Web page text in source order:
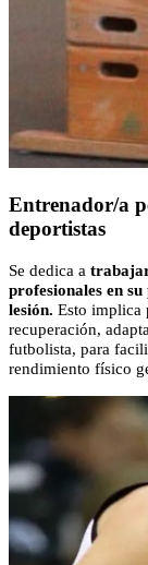
Entrenador/a
deportistas
Se dedica a
profesionales en
lesión. Esto implica
recuperación,
futbolista, para
rendimiento físico